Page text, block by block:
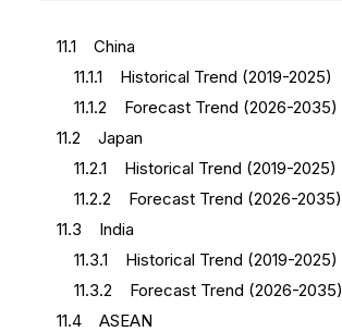
11.1 China
11.1.1 Historical Trend (2019-2025)
11.1.2 Forecast Trend (2026-2035)
11.2 Japan
11.2.1 Historical Trend (2019-2025)
11.2.2 Forecast Trend (2026-2035)
11.3 India
11.3.1 Historical Trend (2019-2025)
11.3.2 Forecast Trend (2026-2035)
11.4 ASEAN